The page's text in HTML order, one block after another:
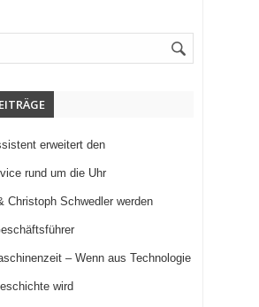
erweitert den
rund um die Uhr
Christoph Schwedler werden
– Wenn aus Technologie
wird